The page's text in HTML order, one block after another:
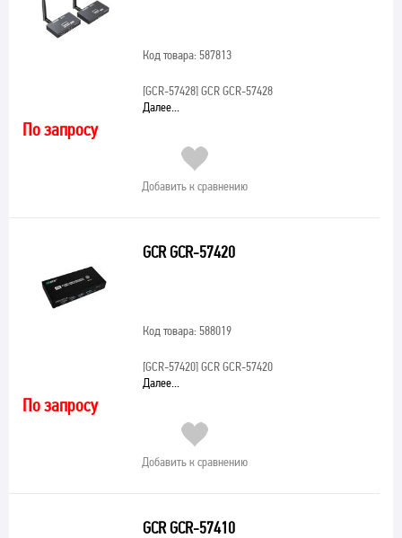
Код товара: 587813
[GCR-57428]GCR GCR-57428
Далее...
По запросу
Добавить к сравнению
GCR GCR-57420
Код товара: 588019
[GCR-57420]GCR GCR-57420
Далее...
По запросу
Добавить к сравнению
GCR GCR-57410